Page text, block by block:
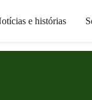
e histórias